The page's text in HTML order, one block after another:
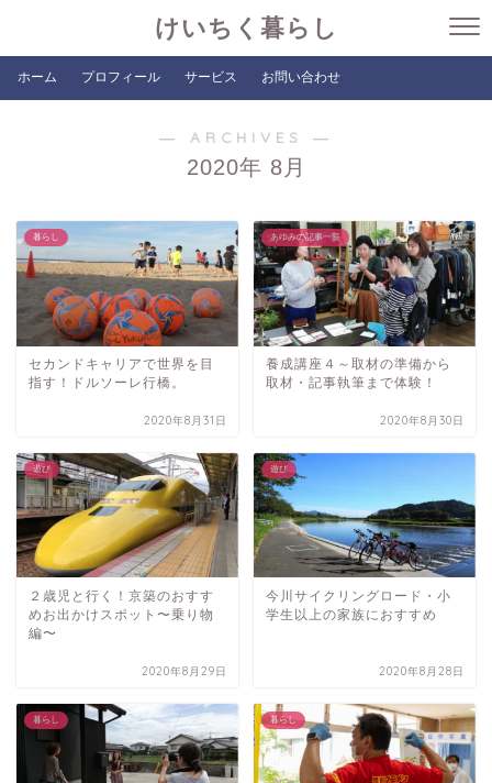
けいちく暮らし
ホーム プロフィール サービス お問い合わせ
― ARCHIVES ―
2020年 8月
暮らし
セカンドキャリアで世界を目
指す！ドルソーレ行橋。
2020年8月31日
あゆみの記事一覧
養成講座４～取材の準備から
取材・記事執筆まで体験！
2020年8月30日
遊び
２歳児と行く！京築のおすす
めお出かけスポット〜乗り物
編〜
2020年8月29日
遊び
今川サイクリングロード・小
学生以上の家族におすすめ
2020年8月28日
暮らし 暮らし